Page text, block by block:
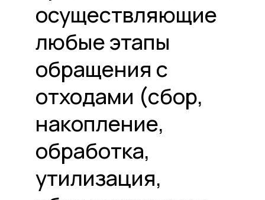
осуществляющие
любые этапы
обращения с
отходами (сбор,
накопление,
обработка,
утилизация,